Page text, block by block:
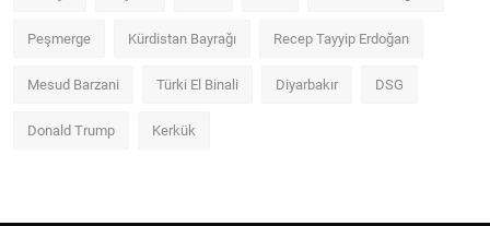
Peşmerge Kürdistan Bayrağı Recep Tayyip Erdoğan
Mesud Barzani Türki El Binali Diyarbakır DSG
Donald Trump Kerkük